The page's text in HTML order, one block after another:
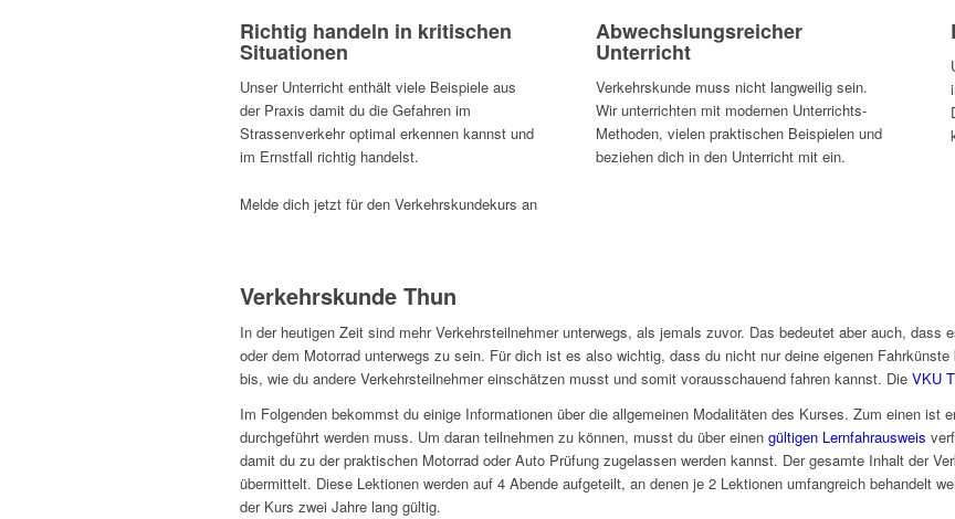
Richtig handeln in kritischen
Situationen
Unser Unterricht enthält viele Beispiele aus
der Praxis damit du die Gefahren im
Strassenverkehr optimal erkennen kannst und
im Ernstfall richtig handelst.
Abwechslungsreicher
Unterricht
Verkehrskunde muss nicht langweilig sein.
Wir unterrichten mit modernen Unterrichts-
Methoden, vielen praktischen Beispielen und
beziehen dich in den Unterricht mit ein.
Melde dich jetzt für den Verkehrskundekurs an
Verkehrskunde Thun
In der heutigen Zeit sind mehr Verkehrsteilnehmer unterwegs, als jemals zuvor. Das bedeutet aber auch, dass
oder dem Motorrad unterwegs zu sein. Für dich ist es also wichtig, dass du nicht nur deine eigenen
bis, wie du andere Verkehrsteilnehmer einschätzen musst und somit vorausschauend fahren kannst. Die VKU
Im Folgenden bekommst du einige Informationen über die allgemeinen Modalitäten des Kurses. Zum einen ist
durchgeführt werden muss. Um daran teilnehmen zu können, musst du über einen gültigen Lernfahrausweis
damit du zu der praktischen Motorrad oder Auto Prüfung zugelassen werden kannst. Der gesamte Inhalt der
übermittelt. Diese Lektionen werden auf 4 Abende aufgeteilt, an denen je 2 Lektionen umfangreich behandelt
der Kurs zwei Jahre lang gültig.